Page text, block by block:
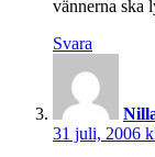
vännerna ska
Svara
31 juli, 2006